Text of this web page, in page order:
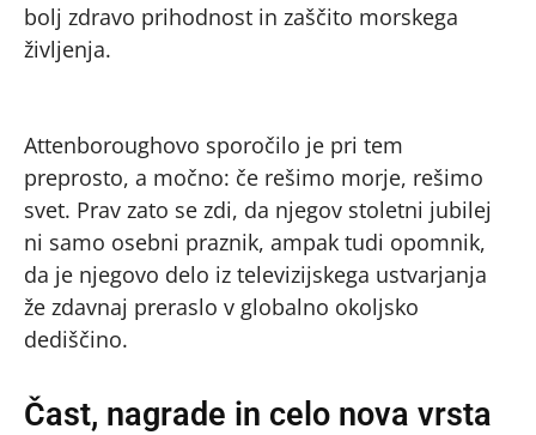
bolj zdravo prihodnost in zaščito morskega
življenja.
Attenboroughovo sporočilo je pri tem
preprosto, a močno: če rešimo morje, rešimo
svet. Prav zato se zdi, da njegov stoletni jubilej
ni samo osebni praznik, ampak tudi opomnik,
da je njegovo delo iz televizijskega ustvarjanja
že zdavnaj preraslo v globalno okoljsko
dediščino.
Čast, nagrade in celo nova vrsta